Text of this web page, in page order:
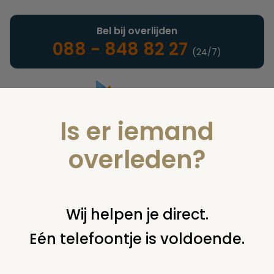
Landelijke uitvaartonderneming
Bel bij overlijden
088 - 848 82 27 (24/7)
U bent hier: home juridisch overige verzekeringen
Is er iemand
overleden?
Wij helpen je direct.
Eén telefoontje is voldoende.